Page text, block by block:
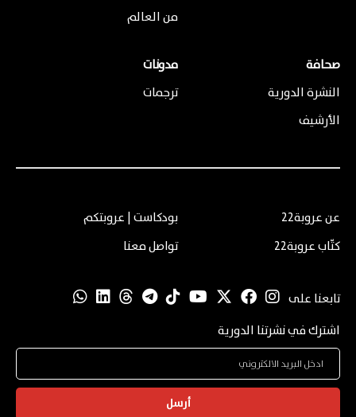
من العالم
صحافة
النشرة الدورية
الأرشيف
مدونات
ترجمات
عن عروبة22
كتّاب عروبة22
بودكاست | عروبتكم
تواصل معنا
تابعنا على
اشترك في نشرتنا الدورية
أرسل